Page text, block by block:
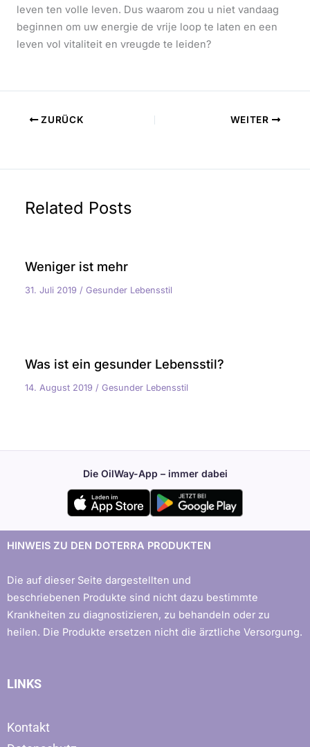
leven ten volle leven. Dus waarom zou u niet vandaag
beginnen om uw energie de vrije loop te laten en een
leven vol vitaliteit en vreugde te leiden?
ZURÜCK WEITER
Related Posts
Weniger ist mehr
31. Juli 2019 /Gesunder Lebensstil
Was ist ein gesunder Lebensstil?
14. August 2019 /Gesunder Lebensstil
Die OilWay-App – immer dabei
HINWEIS ZU DEN DOTERRA PRODUKTEN
Die auf dieser Seite dargestellten und
beschriebenen Produkte sind nicht dazu bestimmte
Krankheiten zu diagnostizieren, zu behandeln oder zu
heilen. Die Produkte ersetzen nicht die ärztliche Versorgung.
LINKS
Kontakt